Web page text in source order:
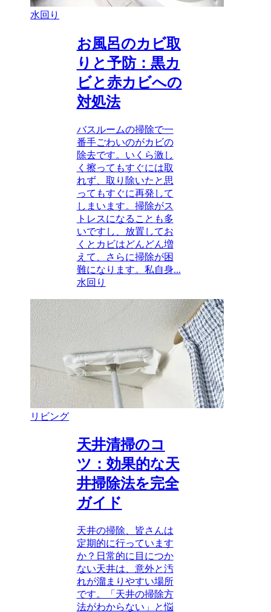
水回り
お風呂のカビ取
りと予防：黒カ
ビと赤カビへの
対処法
バスルームの掃除で一
番手ごわいのがカビの
除去です。いくら激し
く擦ってもすぐには取
れず、取り除いたと思
ってもすぐに再発して
しまいます。掃除がス
トレスになることも多
いですし、放置してお
くとカビはどんどん増
えて、さらに掃除が困
難になります。私自身...
水回り
リビング
天井清掃のコ
ツ：効果的な天
井掃除法を完全
ガイド
天井の掃除、皆さんは
定期的に行っています
か？日常的に目につか
ない天井は、意外と汚
れが溜まりやすい場所
です。「天井の掃除方
法がわからない」と悩